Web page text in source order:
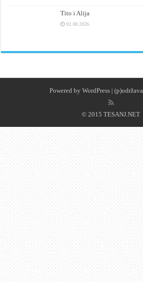
Tito i Alija
02.08.2026.
Powered by WordPress | (p)održava
© 2015 TESANJ.NET